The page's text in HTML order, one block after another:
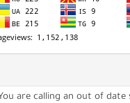
You are calling an out of